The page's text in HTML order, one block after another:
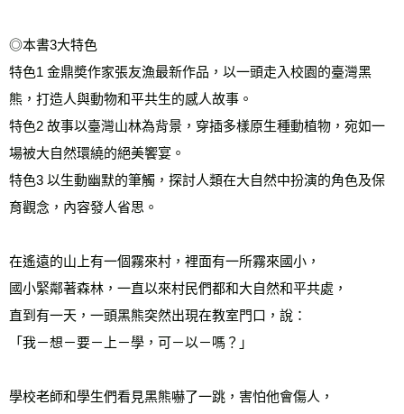
數位商品海外免運
◎本書3大特色
特色1 金鼎奬作家張友漁最新作品，以一頭走入校園的臺灣黑
熊，打造人與動物和平共生的感人故事。
特色2 故事以臺灣山林為背景，穿插多樣原生種動植物，宛如一
場被大自然環繞的絕美饗宴。
特色3 以生動幽默的筆觸，探討人類在大自然中扮演的角色及保
育觀念，內容發人省思。
在遙遠的山上有一個霧來村，裡面有一所霧來國小，
國小緊鄰著森林，一直以來村民們都和大自然和平共處，
直到有一天，一頭黑熊突然出現在教室門口，說：
「我－想－要－上－學，可－以－嗎？」
學校老師和學生們看見黑熊嚇了一跳，害怕他會傷人，